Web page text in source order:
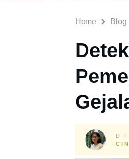
Home Blog